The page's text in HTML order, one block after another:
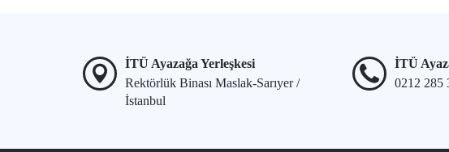
İTÜ Ayazağa Yerleşkesi
Rektörlük Binası Maslak-Sarıyer /
İstanbul
İTÜ
0212 285